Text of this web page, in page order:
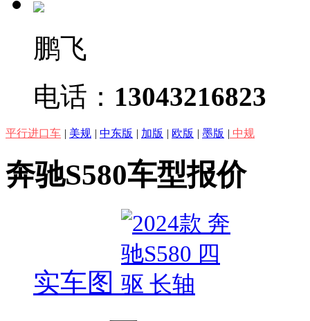
鹏飞
电话： 13043216823
平行进口车 | 美规 | 中东版 | 加版 | 欧版 | 墨版 | 中规
奔驰S580车型报价
实车图